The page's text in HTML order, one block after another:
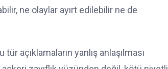
ne olaylar ayırt edilebilir ne de
açıklamaların yanlış anlaşılması